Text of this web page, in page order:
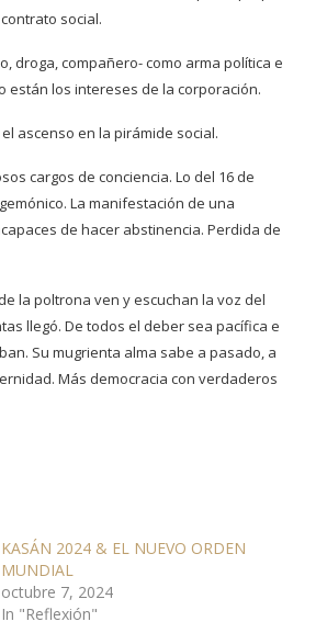
social.
droga, compañero- como arma política e
están los intereses de la corporación.
ascenso en la pirámide social.
cargos de conciencia. Lo del 16 de
La manifestación de una
de hacer abstinencia. Perdida de
la poltrona ven y escuchan la voz del
llegó. De todos el deber sea pacífica e
Su mugrienta alma sabe a pasado, a
Más democracia con verdaderos
KASÁN 2024 & EL NUEVO ORDEN
MUNDIAL
octubre 7, 2024
In "Reflexión"